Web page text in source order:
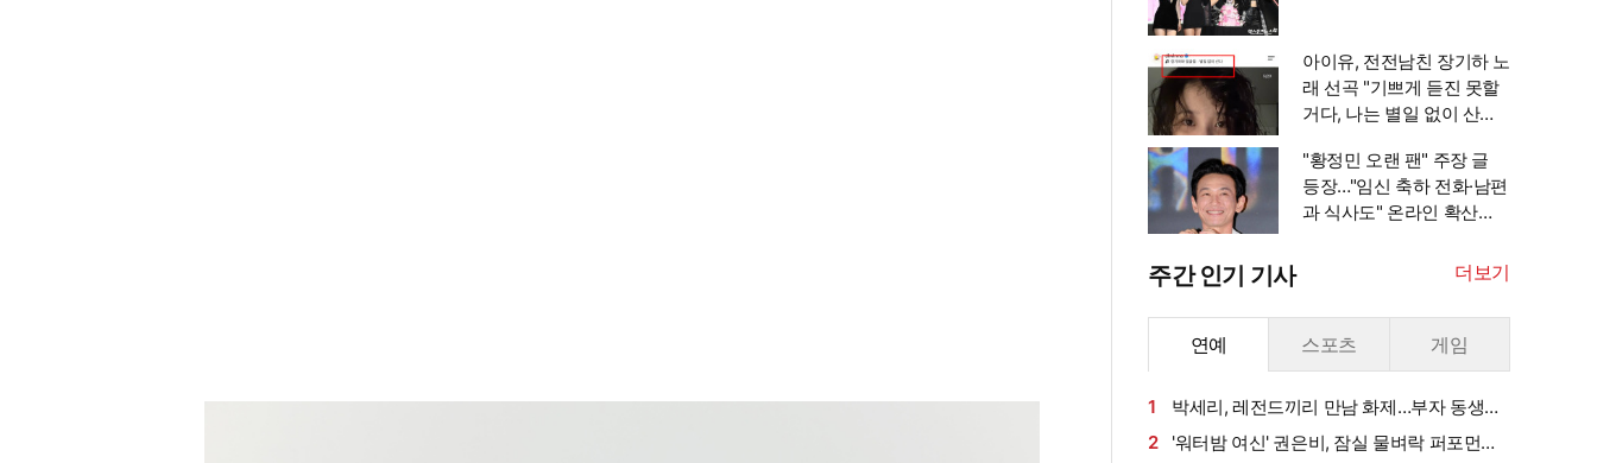
아이유, 전전남친 장기하 노
래 선곡 "기쁘게 듣진 못할
거다, 나는 별일 없이 산다"
"황정민 오랜 팬" 주장 글
등장…"임신 축하 전화·남편
과 식사도" 온라인 확산
주간 인기 기사 더보기
연예 스포츠 게임
1
박세리, 레전드끼리 만남 화제…부자 동생에
게 밥 샀다가 '반전'
2
'워터밤 여신' 권은비, 잠실 물벼락 퍼포먼스